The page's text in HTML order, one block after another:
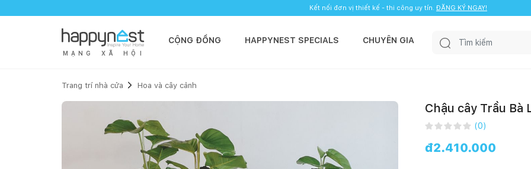
Kết nối đơn vị thiết kế - thi công uy tín. ĐĂNG KÝ NGAY!
M Ạ N G X Ã H Ộ I
CỘNG ĐỒNG HAPPYNEST SPECIALS CHUYÊN GIA
Trang trí nhà cửa Hoa và cây cảnh
Chậu cây Trầu Bà
(0)
đ2.410.000